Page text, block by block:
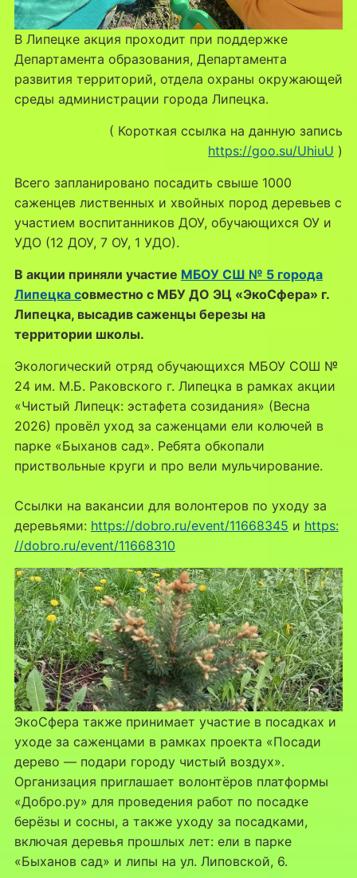
В Липецке акция проходит при поддержке
Департамента образования, Департамента
развития территорий, отдела охраны окружающей
среды администрации города Липецка.
( Короткая ссылка на данную запись
https://goo.su/UhiuU )
Всего запланировано посадить свыше 1000
саженцев лиственных и хвойных пород деревьев с
участием воспитанников ДОУ, обучающихся ОУ и
УДО (12 ДОУ, 7 ОУ, 1 УДО).
В акции приняли участие МБОУ СШ № 5 города
Липецка совместно с МБУ ДО ЭЦ «ЭкоСфера» г.
Липецка, высадив саженцы березы на
территории школы.
Экологический отряд обучающихся МБОУ СОШ №
24 им. М.Б. Раковского г. Липецка в рамках акции
«Чистый Липецк: эстафета созидания» (Весна
2026) провёл уход за саженцами ели колючей в
парке «Быханов сад». Ребята обкопали
приствольные круги и про вели мульчирование.
Ссылки на вакансии для волонтеров по уходу за
деревьями: https://dobro.ru/event/11668345 и https:
//dobro.ru/event/11668310
ЭкоСфера также принимает участие в посадках и
уходе за саженцами в рамках проекта «Посади
дерево — подари городу чистый воздух».
Организация приглашает волонтёров платформы
«Добро.ру» для проведения работ по посадке
берёзы и сосны, а также уходу за посадками,
включая деревья прошлых лет: ели в парке
«Быханов сад» и липы на ул. Липовской, 6.